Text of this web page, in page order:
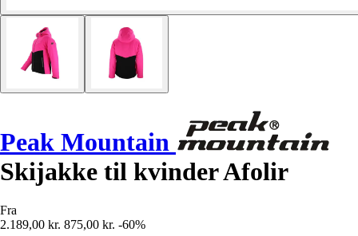
Peak Mountain
Skijakke til kvinder Afolir
Fra
2.189,00 kr. 875,00 kr. -60%